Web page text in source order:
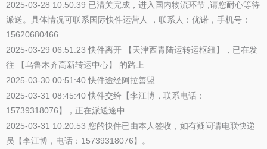
2025-03-28 10:50:39 已清关完成，进入国内物流环节 ,请您耐心等待
派送。具体情况可联系国际快件运营人 ，联系人：优诺，手机号：
15620680466
2025-03-29 06:51:23 快件离开 【天津西青陆运转运枢纽】，已在发
往 【乌鲁木齐高新转运中心】 的路上
2025-03-30 00:51:40 快件途经阿拉善盟
2025-03-31 08:45:40 快件交给【李江博，联系电话：
15739318076】，正在派送途中
2025-03-31 10:20:53 您的快件已由本人签收，如有疑问请电联快递
员【李江博，电话：15739318076】。